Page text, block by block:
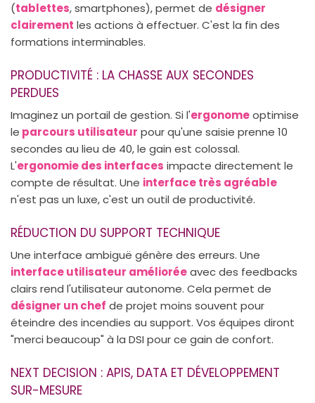
(tablettes, smartphones), permet de désigner
clairement les actions à effectuer. C'est la fin des
formations interminables.
PRODUCTIVITÉ : LA CHASSE AUX SECONDES
PERDUES
Imaginez un portail de gestion. Si l'ergonomeoptimise
le parcours utilisateur pour qu'une saisie prenne 10
secondes au lieu de 40, le gain est colossal.
L'ergonomie des interfaces impacte directement le
compte de résultat. Une interface très agréable
n'est pas un luxe, c'est un outil de productivité.
RÉDUCTION DU SUPPORT TECHNIQUE
Une interface ambiguë génère des erreurs. Une
interface utilisateur amélioréeavec des feedbacks
clairs rend l'utilisateur autonome. Cela permet de
désigner un chef de projet moins souvent pour
éteindre des incendies au support. Vos équipes diront
"merci beaucoup" à la DSI pour ce gain de confort.
NEXT DECISION : APIS, DATA ET DÉVELOPPEMENT
SUR-MESURE